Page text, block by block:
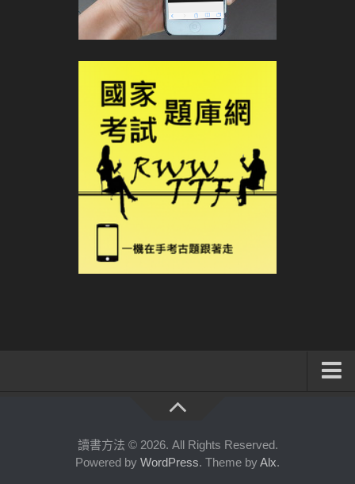
公職考試上榜者軌跡
讀書方法 © 2026. All Rights Reserved.
Powered by WordPress. Theme byAlx.